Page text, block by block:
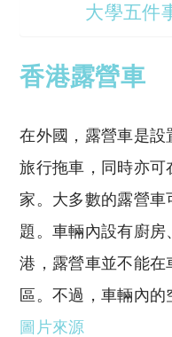
大學五件
香港露營車
在外國，露營車是設
旅行拖車，同時亦可
家。大多數的露營車
題。車輛內設有廚房
港，露營車並不能在
區。不過，車輛內的
圖片來源